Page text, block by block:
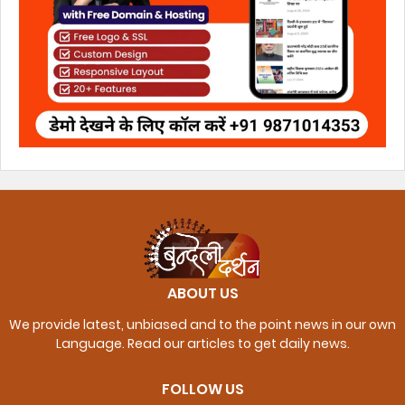
ABOUT US
We provide latest, unbiased and to the point news in our own
Language. Read our articles to get daily news.
FOLLOW US